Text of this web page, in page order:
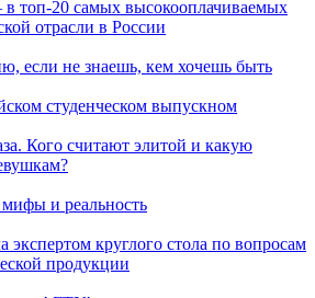
20 самых высокооплачиваемых
отрасли в России
если не знаешь, кем хочешь быть
студенческом выпускном
Кого считают элитой и какую
и реальность
круглого стола по вопросам
продукции